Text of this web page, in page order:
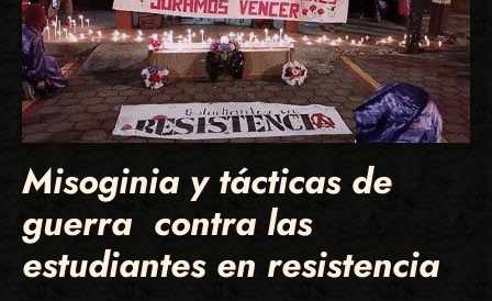
Misoginia y tácticas de
guerra contra las
estudiantes en resistencia